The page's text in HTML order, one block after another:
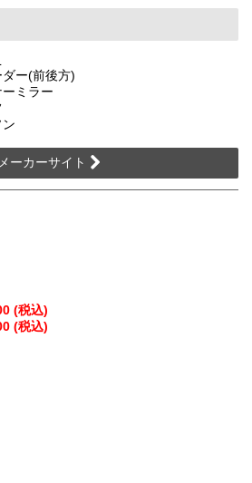
ダー(前後方)
ーミラー
ン
メーカーサイト
(税込)
(税込)